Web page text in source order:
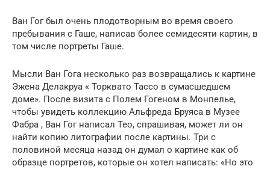
Ван Гог был очень плодотворным во время своего
пребывания с Гаше, написав более семидесяти картин, в
том числе портреты Гаше.
Мысли Ван Гога несколько раз возвращались к картине
Эжена Делакруа « Торквато Тассо в сумасшедшем
доме». После визита с Полем Гогеном в Монпелье,
чтобы увидеть коллекцию Альфреда Бруяса в Музее
Фабра , Ван Гог написал Тео, спрашивая, может ли он
найти копию литографии после картины. Три с
половиной месяца назад он думал о картине как об
образце портретов, которые он хотел написать: «Но это